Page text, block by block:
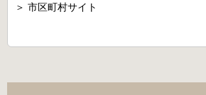
＞ 市区町村サイト